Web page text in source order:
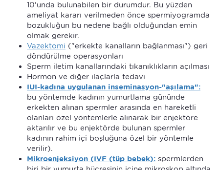
10'unda bulunabilen bir durumdur. Bu yüzden
ameliyat kararı verilmeden önce spermiyogramda
bozukluğun bu nedene bağlı olduğundan emin
olmak gerekir.
Vazektomi ("erkekte kanalların bağlanması") geri
döndürülme operasyonları
Sperm iletim kanallarındaki tıkanıklıkların açılması
Hormon ve diğer ilaçlarla tedavi
IUI-kadına uygulanan inseminasyon-"aşılama":
bu yöntemde kadının yumurtlama gününde
erkekten alınan spermler arasında en hareketli
olanları özel yöntemlerle alınarak bir enjektöre
aktarılır ve bu enjektörde bulunan spermler
kadının rahim içi boşluğuna özel bir yöntemle
verilir).
Mikroenjeksiyon (IVF (tüp bebek): spermlerden